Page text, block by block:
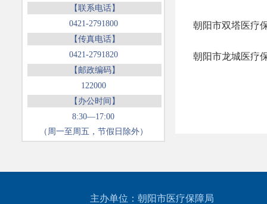
【联系电话】
0421-2791800
【传真电话】
0421-2791820
【邮政编码】
122000
【办公时间】
8:30—17:00
（周一至周五，节假日除外）
朝阳市双塔医疗
朝阳市龙城医疗
主办单位：朝阳市医疗保障局